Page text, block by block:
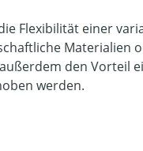
Flexibilität einer
Materialien
den Vorteil
werden.